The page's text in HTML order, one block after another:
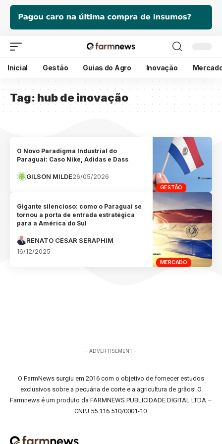
Inicial Gestão Guias do Agro Inovação
Tag: hub de inovação
GESTÃO
O Novo Paradigma Industrial do
Paraguai: Caso Nike, Adidas e Dass
GILSON MILDE26/05/2026
MERCADO
Gigante silencioso: como o Paraguai se
tornou a porta de entrada estratégica
para a América do Sul
RENATO CESAR SERAPHIM
16/12/2025
- ADVERTISEMENT -
O FarmNews surgiu em 2016 com o objetivo de fornecer estudos
exclusivos sobre a pecuária de corte e a agricultura de grãos! O
Farmnews é um produto da FARMNEWS PUBLICIDADE DIGITAL LTDA –
CNPJ 55.116.510/0001-10.